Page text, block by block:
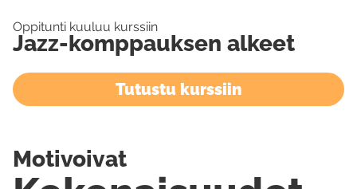
Oppitunti kuuluu kurssiin
Jazz-komppauksen alkeet
Tutustu kurssiin
Motivoivat